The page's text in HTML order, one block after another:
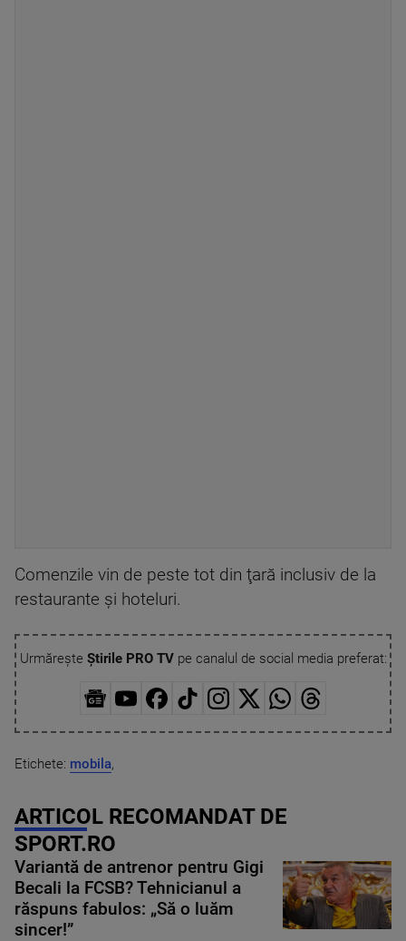
Comenzile vin de peste tot din ţară inclusiv de la
restaurante şi hoteluri.
Urmărește Știrile PRO TVpe canalul de social media preferat:
Etichete: mobila,
ARTICOL RECOMANDAT DE
SPORT.RO
Variantă de antrenor pentru Gigi
Becali la FCSB? Tehnicianul a
răspuns fabulos: „Să o luăm
sincer!”